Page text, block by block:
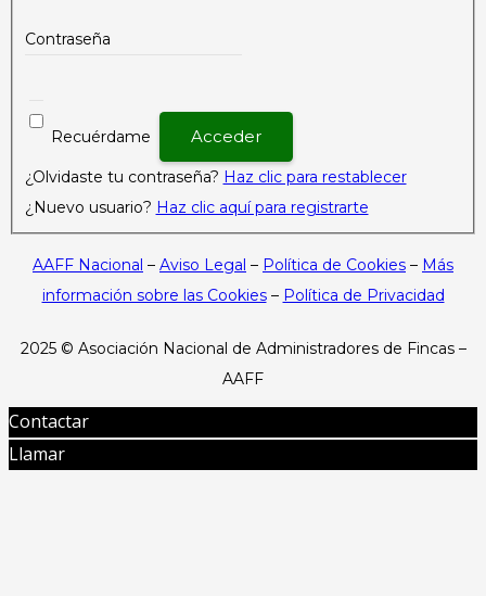
Contraseña
Recuérdame
¿Olvidaste tu contraseña? Haz clic para restablecer
¿Nuevo usuario? Haz clic aquí para registrarte
AAFF Nacional – Aviso Legal – Política de Cookies – Más
información sobre las Cookies– Política de Privacidad
2025 © Asociación Nacional de Administradores de Fincas –
AAFF
Contactar
Llamar